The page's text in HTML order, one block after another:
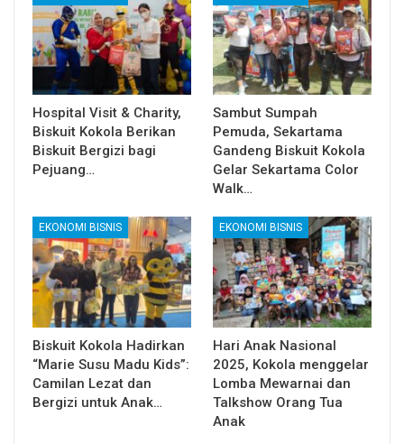
Hospital Visit & Charity,
Biskuit Kokola Berikan
Biskuit Bergizi bagi
Pejuang…
Sambut Sumpah
Pemuda, Sekartama
Gandeng Biskuit Kokola
Gelar Sekartama Color
Walk…
EKONOMI BISNIS
Biskuit Kokola Hadirkan
“Marie Susu Madu Kids”:
Camilan Lezat dan
Bergizi untuk Anak…
EKONOMI BISNIS
Hari Anak Nasional
2025, Kokola menggelar
Lomba Mewarnai dan
Talkshow Orang Tua
Anak